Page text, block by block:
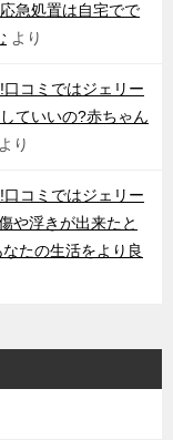
急処置は自宅でで
より
コミではジェリー
ていいの?赤ちゃん
より
コミではジェリー
や浮きが出来たと
たの生活をより良